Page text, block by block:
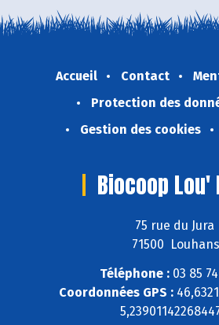
Accueil Contact
Protection des
Gestion des cookies
Biocoop Lou'
75 rue du Jura
71500 Louhans
Téléphone : 03 85
Coordonnées GPS :